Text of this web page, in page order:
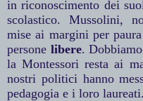
in riconoscimento dei
scolastico. Mussolini,
mise ai margini per
persone libere.
la Montessori resta ai
nostri politici hanno
pedagogia e i loro laureati.